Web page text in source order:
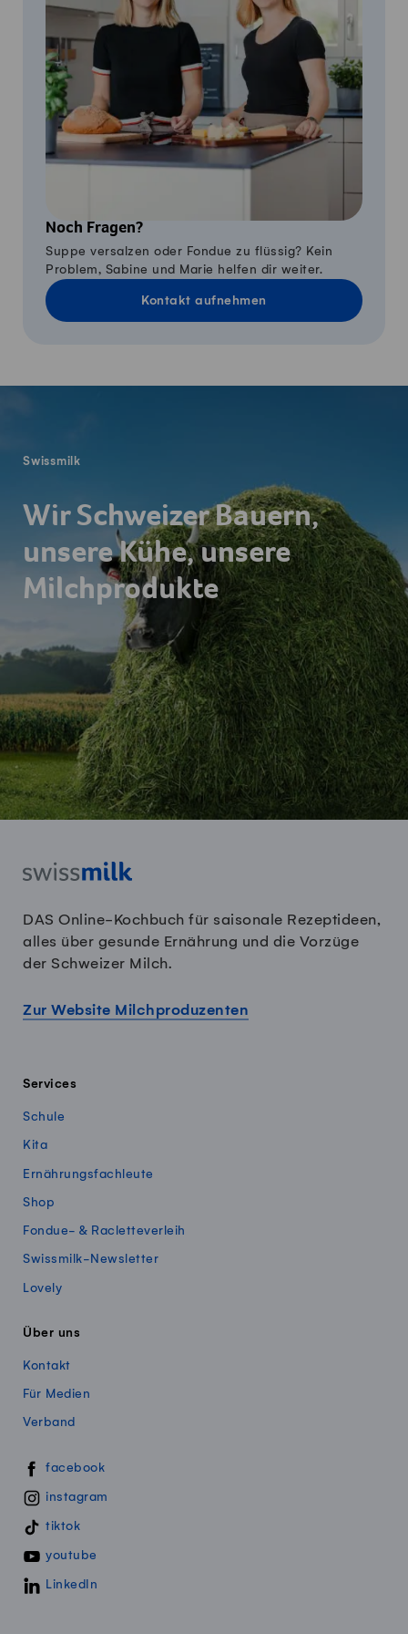
Noch Fragen?
Suppe versalzen oder Fondue zu flüssig? Kein
Problem, Sabine und Marie helfen dir weiter.
Kontakt aufnehmen
Swissmilk
Wir Schweizer Bauern,
unsere Kühe, unsere
Milchprodukte
DAS Online-Kochbuch für saisonale Rezeptideen,
alles über gesunde Ernährung und die Vorzüge
der Schweizer Milch.
Zur Website Milchproduzenten
Services
Schule
Kita
Ernährungsfachleute
Shop
Fondue- & Racletteverleih
Swissmilk-Newsletter
Lovely
Über uns
Kontakt
Für Medien
Verband
Swissmillk auf Social Media
facebook
instagram
tiktok
youtube
LinkedIn